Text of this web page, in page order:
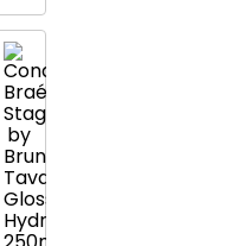
Stages
Bruna
Tavares
Gloss
Hydra
200g